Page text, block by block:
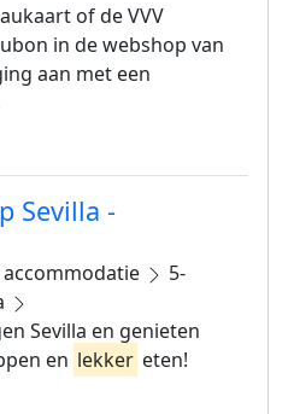
of de VVV
in de webshop van
aan met een
Sevilla -
accommodatie
5-
Sevilla en genieten
en lekker eten!